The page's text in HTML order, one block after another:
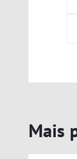
Mais